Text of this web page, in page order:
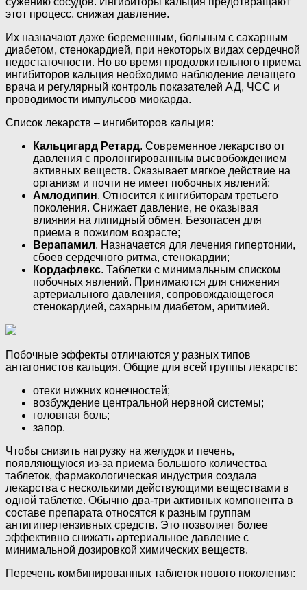
этот процесс, снижая давление.
Их назначают даже беременным, больным с сахарным
диабетом, стенокардией, при некоторых видах сердечной
недостаточности. Но во время продолжительного приема
ингибиторов кальция необходимо наблюдение лечащего
врача и регулярный контроль показателей АД, ЧСС и
проводимости импульсов миокарда.
Список лекарств – ингибиторов кальция:
Кальцигард Ретард. Современное лекарство от
давления с пролонгированным высвобождением
активных веществ. Оказывает мягкое действие на
организм и почти не имеет побочных явлений;
Амлодипин. Относится к ингибиторам третьего
поколения. Снижает давление, не оказывая
влияния на липидный обмен. Безопасен для
приема в пожилом возрасте;
Верапамил. Назначается для лечения гипертонии,
сбоев сердечного ритма, стенокардии;
Кордафлекс. Таблетки с минимальным списком
побочных явлений. Принимаются для снижения
артериального давления, сопровождающегося
стенокардией, сахарным диабетом, аритмией.
Побочные эффекты отличаются у разных типов
антагонистов кальция. Общие для всей группы лекарств:
отеки нижних конечностей;
возбуждение центральной нервной системы;
головная боль;
запор.
Чтобы снизить нагрузку на желудок и печень,
появляющуюся из-за приема большого количества
таблеток, фармакологическая индустрия создала
лекарства с несколькими действующими веществами в
одной таблетке. Обычно два-три активных компонента в
составе препарата относятся к разным группам
антигипертензивных средств. Это позволяет более
эффективно снижать артериальное давление с
минимальной дозировкой химических веществ.
Перечень комбинированных таблеток нового поколения: